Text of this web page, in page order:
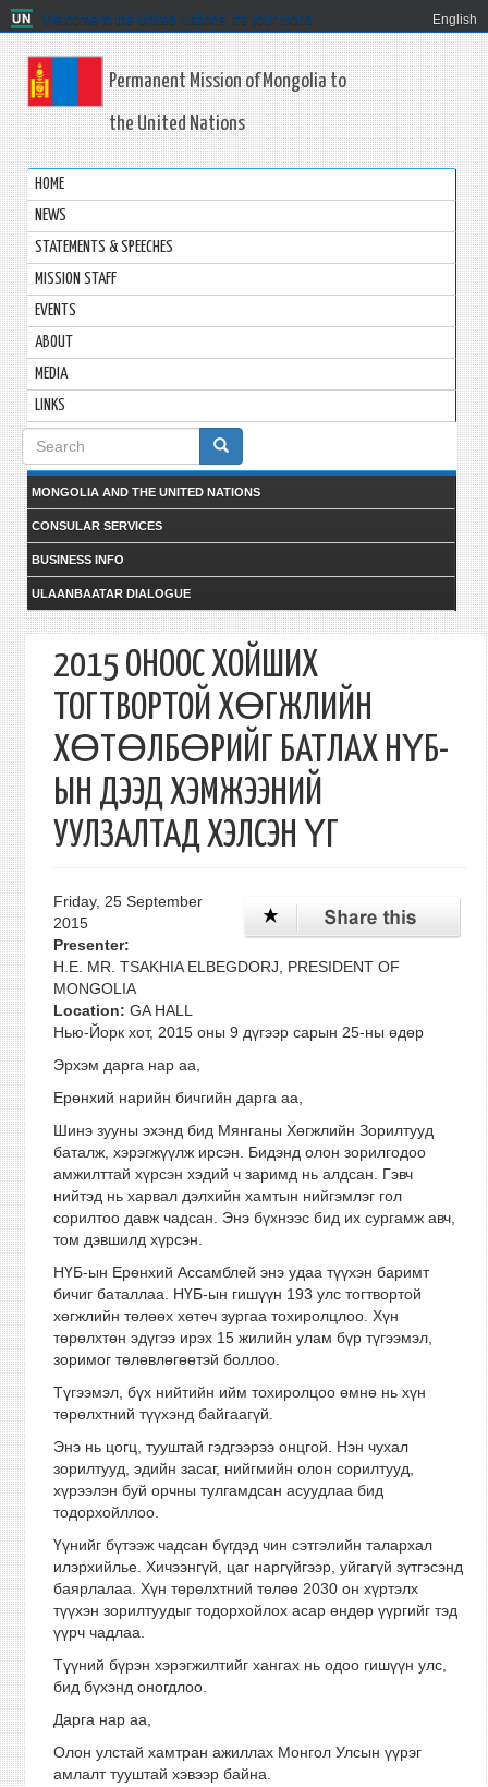
Welcome to the United Nations. It's your world. English
Permanent Mission of Mongolia to
the United Nations
HOME
NEWS
STATEMENTS & SPEECHES
MISSION STAFF
EVENTS
ABOUT
MEDIA
LINKS
Search
form
MONGOLIA AND THE UNITED NATIONS
CONSULAR SERVICES
BUSINESS INFO
ULAANBAATAR DIALOGUE
2015 ОНООС ХОЙШИХ
ТОГТВОРТОЙ ХӨГЖЛИЙН
ХӨТӨЛБӨРИЙГ БАТЛАХ НҮБ-
ЫН ДЭЭД ХЭМЖЭЭНИЙ
УУЛЗАЛТАД ХЭЛСЭН ҮГ
Friday, 25 September
2015
Presenter:
H.E. MR. TSAKHIA ELBEGDORJ, PRESIDENT OF
MONGOLIA
Location: GA HALL
Нью-Йорк хот, 2015 оны 9 дүгээр сарын 25-ны өдөр
Эрхэм дарга нар аа,
Ерөнхий нарийн бичгийн дарга аа,
Шинэ зууны эхэнд бид Мянганы Хөгжлийн Зорилтууд
баталж, хэрэгжүүлж ирсэн. Бидэнд олон зорилгодоо
амжилттай хүрсэн хэдий ч заримд нь алдсан. Гэвч
нийтэд нь харвал дэлхийн хамтын нийгэмлэг гол
сорилтоо давж чадсан. Энэ бүхнээс бид их сургамж авч,
том дэвшилд хүрсэн.
НҮБ-ын Ерөнхий Ассамблей энэ удаа түүхэн баримт
бичиг баталлаа. НҮБ-ын гишүүн 193 улс тогтвортой
хөгжлийн төлөөх хөтөч зургаа тохиролцлоо. Хүн
төрөлхтөн эдүгээ ирэх 15 жилийн улам бүр түгээмэл,
зоримог төлөвлөгөөтэй боллоо.
Түгээмэл, бүх нийтийн ийм тохиролцоо өмнө нь хүн
төрөлхтний түүхэнд байгаагүй.
Энэ нь цогц, тууштай гэдгээрээ онцгой. Нэн чухал
зорилтууд, эдийн засаг, нийгмийн олон сорилтууд,
хүрээлэн буй орчны тулгамдсан асуудлаа бид
тодорхойллоо.
Үүнийг бүтээж чадсан бүгдэд чин сэтгэлийн талархал
илэрхийлье. Хичээнгүй, цаг наргүйгээр, уйгагүй зүтгэсэнд
баярлалаа. Хүн төрөлхтний төлөө 2030 он хүртэлх
түүхэн зорилтуудыг тодорхойлох асар өндөр үүргийг тэд
үүрч чадлаа.
Түүний бүрэн хэрэгжилтийг хангах нь одоо гишүүн улс,
бид бүхэнд оногдлоо.
Дарга нар аа,
Олон улстай хамтран ажиллах Монгол Улсын үүрэг
амлалт тууштай хэвээр байна.